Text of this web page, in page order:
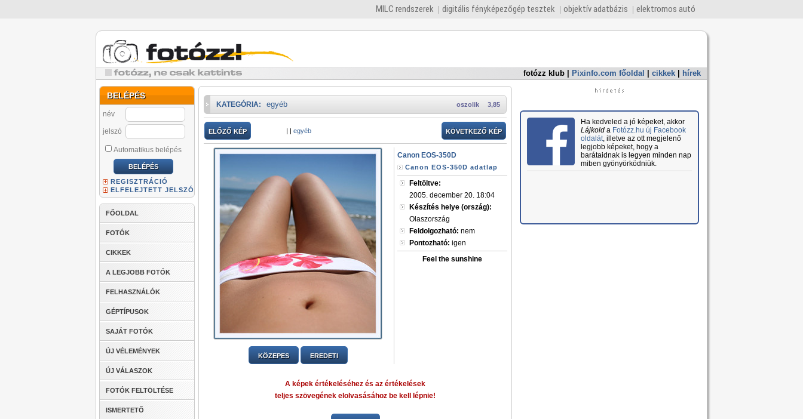
MILC rendszerek digitális fényképezőgép tesztek objektív adatbázis elektromos autó
fotózz klub Pixinfo.com főoldal cikkek hírek
BELÉPÉS
név
jelszó
Automatikus belépés
REGISZTRÁCIÓ
ELFELEJTETT JELSZÓ
FŐOLDAL
FOTÓK
CIKKEK
A LEGJOBB FOTÓK
FELHASZNÁLÓK
GÉPTÍPUSOK
SAJÁT FOTÓK
ÚJ VÉLEMÉNYEK
ÚJ VÁLASZOK
FOTÓK FELTÖLTÉSE
ISMERTETŐ
3,85
oszolik
KATEGÓRIA: egyéb
ELŐZŐ KÉP | | egyéb KÖVETKEZŐ KÉP
KÖZEPES EREDETI
Canon EOS-350D
Canon EOS-350D adatlap
Feltöltve:
2005. december 20. 18:04
Készítés helye (ország):
Olaszország
Feldolgozható: nem
Pontozható: igen
Feel the sunshine
A képek értékeléséhez és az értékelések
teljes szövegének elolvasásához be kell lépnie!
Ha kedveled a jó képeket, akkor
Lájkolda Fotózz.hu új Facebook
oldalát, illetve az ott megjelenő
legjobb képeket, hogy a
barátaidnak is legyen minden nap
miben gyönyörködniük.